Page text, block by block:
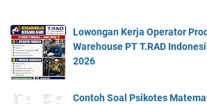
Lowongan Kerja Operator
Warehouse PT T.RAD
2026
Contoh Soal Psikotes